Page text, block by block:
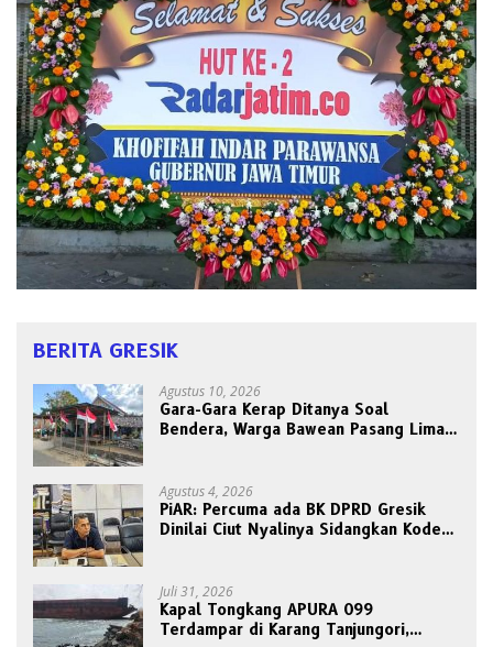
BERITA GRESIK
Agustus 10, 2026
Gara-Gara Kerap Ditanya Soal
Bendera, Warga Bawean Pasang Lima
Agustus 4, 2026
PiAR: Percuma ada BK DPRD Gresik
Dinilai Ciut Nyalinya Sidangkan Kode
Juli 31, 2026
Kapal Tongkang APURA 099
Terdampar di Karang Tanjungori,